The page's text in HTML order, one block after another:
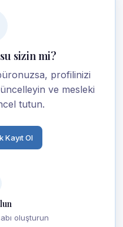
sizin mi?
profilinizi
ve mesleki
tutun.
Kayıt Ol
oluşturun